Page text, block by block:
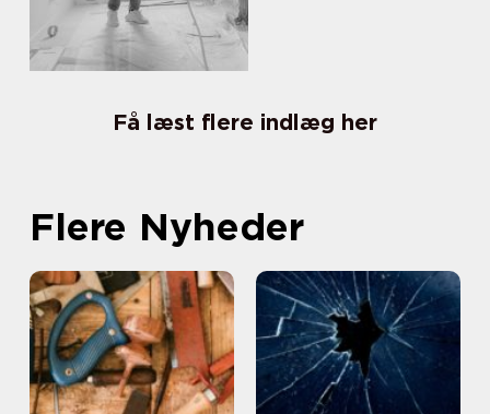
Få læst flere indlæg her
Flere Nyheder